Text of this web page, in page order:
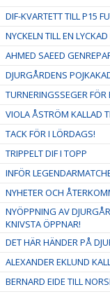
DIF-KVARTETT TILL P15
NYCKELN TILL EN
AHMED SAEED
DJURGÅRDENS
TURNERINGSSEGER FÖR
VIOLA ÅSTRÖM KALLAD
TACK FÖR I LÖRDAGS!
TRIPPELT DIF I TOPP
INFÖR
NYHETER OCH
NYÖPPNING AV
KNIVSTA ÖPPNAR!
DET HÄR HÄNDER PÅ
ALEXANDER EKLUND
BERNARD EIDE TILL